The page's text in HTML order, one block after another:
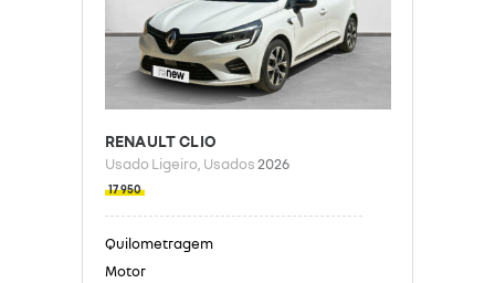
RENAULT CLIO
Usado Ligeiro , Usados2026
17 950